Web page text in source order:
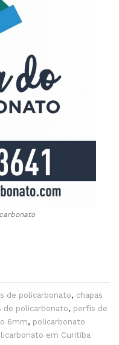
de policarbonato, chapas
de policarbonato, perfis de
6mm, policarbonato
em Curitiba